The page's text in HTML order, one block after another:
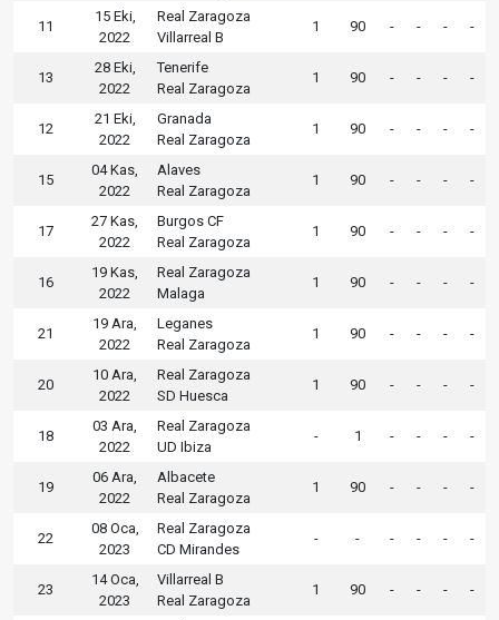
11
15 Eki,
2022
Real Zaragoza
Villarreal B
1 90 - - - -
13
28 Eki,
2022
Tenerife
Real Zaragoza
1 90 - - - -
12
21 Eki,
2022
Granada
Real Zaragoza
1 90 - - - -
15
04 Kas,
2022
Alaves
Real Zaragoza
1 90 - - - -
17
27 Kas,
2022
Burgos CF
Real Zaragoza
1 90 - - - -
16
19 Kas,
2022
Real Zaragoza
Malaga
1 90 - - - -
21
19 Ara,
2022
Leganes
Real Zaragoza
1 90 - - - -
20
10 Ara,
2022
Real Zaragoza
SD Huesca
1 90 - - - -
18
03 Ara,
2022
Real Zaragoza
UD Ibiza
- 1 - - - -
19
06 Ara,
2022
Albacete
Real Zaragoza
1 90 - - - -
22
08 Oca,
2023
Real Zaragoza
CD Mirandes
- - - - - -
23
14 Oca,
2023
Villarreal B
Real Zaragoza
1 90 - - - -